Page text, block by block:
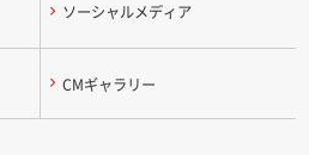
ソーシャルメディア
CMギャラリー